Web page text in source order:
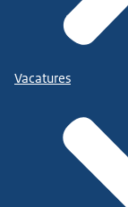
Vacatures